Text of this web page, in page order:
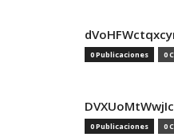
0 Publicaciones 0
0 Publicaciones 0